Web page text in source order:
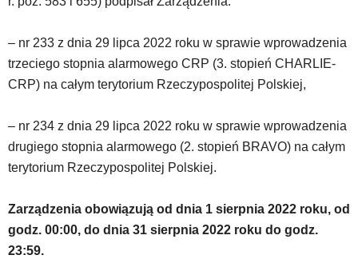
pomocą
strzałek
odpowiadających
im
klawiaturowych
czytniku
oraz
być
wyposażone
dedykowane
– nr 233 z dnia 29 lipca 2022 roku w sprawie wprowadzenia
trzeciego stopnia alarmowego CRP (3. stopień CHARLIE-
CRP) na całym terytorium Rzeczypospolitej Polskiej,
– nr 234 z dnia 29 lipca 2022 roku w sprawie wprowadzenia
drugiego stopnia alarmowego (2. stopień BRAVO) na całym
terytorium Rzeczypospolitej Polskiej.
Zarządzenia obowiązują od dnia 1 sierpnia 2022 roku, od
godz. 00:00, do dnia 31 sierpnia 2022 roku do godz.
23:59.